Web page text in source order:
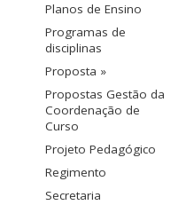
Planos de Ensino
Programas de
disciplinas
Proposta »
Propostas Gestão da
Coordenação de
Curso
Projeto Pedagógico
Regimento
Secretaria